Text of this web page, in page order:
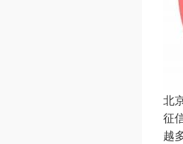
北
征
越